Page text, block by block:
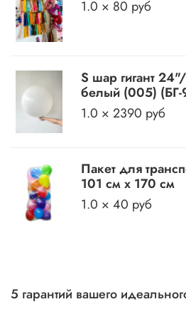
1.0 × 80 руб
S шар гигант
белый (005)
1.0 × 2390 руб
Пакет для
101 см х 170 см
1.0 × 40 руб
5 гарантий вашего